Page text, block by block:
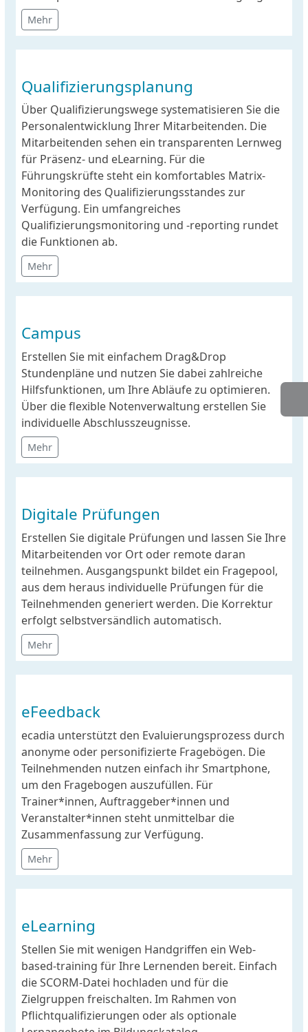
Mehr
Qualifizierungsplanung
Über Qualifizierungswege systematisieren Sie die
Personalentwicklung Ihrer Mitarbeitenden. Die
Mitarbeitenden sehen ein transparenten Lernweg
für Präsenz- und eLearning. Für die
Führungskrüfte steht ein komfortables Matrix-
Monitoring des Qualifizierungsstandes zur
Verfügung. Ein umfangreiches
Qualifizierungsmonitoring und -reporting rundet
die Funktionen ab.
Mehr
Campus
Erstellen Sie mit einfachem Drag&Drop
Stundenpläne und nutzen Sie dabei zahlreiche
Hilfsfunktionen, um Ihre Abläufe zu optimieren.
Über die flexible Notenverwaltung erstellen Sie
individuelle Abschlusszeugnisse.
Mehr
Digitale Prüfungen
Erstellen Sie digitale Prüfungen und lassen Sie Ihre
Mitarbeitenden vor Ort oder remote daran
teilnehmen. Ausgangspunkt bildet ein Fragepool,
aus dem heraus individuelle Prüfungen für die
Teilnehmenden generiert werden. Die Korrektur
erfolgt selbstversändlich automatisch.
Mehr
eFeedback
ecadia unterstützt den Evaluierungsprozess durch
anonyme oder personifizierte Fragebögen. Die
Teilnehmenden nutzen einfach ihr Smartphone,
um den Fragebogen auszufüllen. Für
Trainer*innen, Auftraggeber*innen und
Veranstalter*innen steht unmittelbar die
Zusammenfassung zur Verfügung.
Mehr
eLearning
Stellen Sie mit wenigen Handgriffen ein Web-
based-training für Ihre Lernenden bereit. Einfach
die SCORM-Datei hochladen und für die
Zielgruppen freischalten. Im Rahmen von
Pflichtqualifizierungen oder als optionale